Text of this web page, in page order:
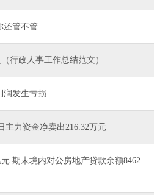
还管不管
行政人事工作总结范文）
润发生亏损
主力资金净卖出216.32万元
期末境内对公房地产贷款余额8462